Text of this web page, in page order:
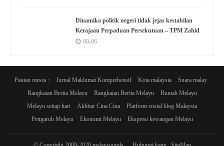
Dinamika politik negeri tidak jejas kestabilan
Kerajaan Perpaduan Persekutuan – TPM Zahid
08-06
Pautan mesra： Jurnal Maklumat Komprehensif Kota malaysia
Suara malay
Rangkaian Berita Melayu
Rangkaian Berita Melayu
Rumah Melayu
Melayu setiap hari
Akhbar Cina Cina
Platform sosial blog Malaysia
Pengaruh Melayu
Ekonomi Melayu Ekspresi kewangan Melayu